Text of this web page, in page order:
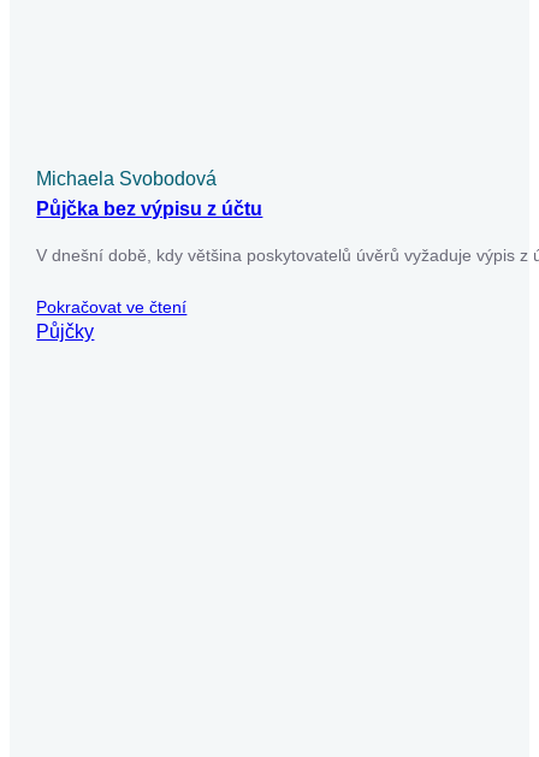
Michaela Svobodová
Půjčka bez výpisu z účtu
V dnešní době, kdy většina poskytovatelů úvěrů vyžaduje výpis
Pokračovat ve čtení
Půjčky